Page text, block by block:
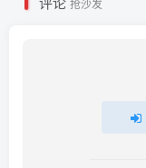
抢沙发